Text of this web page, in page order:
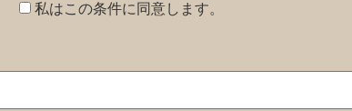
私はこの条件に同意します。